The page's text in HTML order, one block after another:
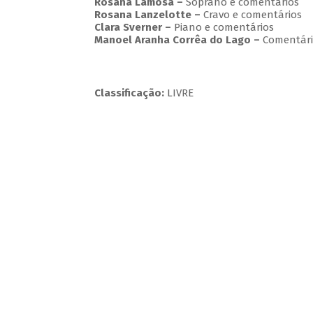
Rosana Lanzelotte – Cravo e comentários
Clara Sverner – Piano e comentários
Manoel Aranha Corrêa do Lago –
Classificação:LIVRE